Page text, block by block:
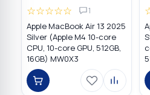
☆☆☆☆☆ 1
Apple MacBook Air 13 2025
Silver (Apple M4 10-core
CPU, 10-core GPU, 512GB,
16GB) MW0X3